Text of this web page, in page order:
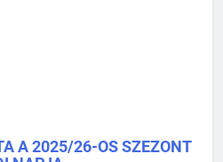
A 2025/26-OS SZEZONT